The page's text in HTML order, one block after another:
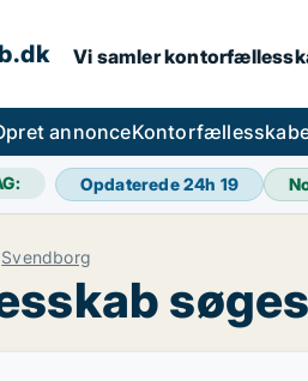
Vi samler
annonce
Opdaterede 24h 19
Svendborg